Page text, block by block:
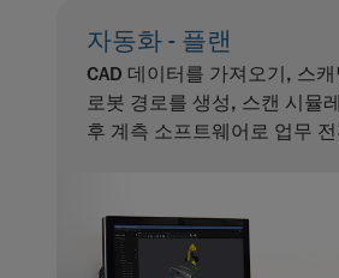
자동화 - 플랜
CAD 데이터를 가져오기, 스
로봇 경로를 생성, 스캔 시뮬
후 계측 소프트웨어로 업무